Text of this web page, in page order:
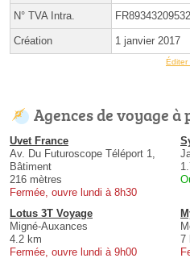
N° TVA Intra. FR89343209532
Création 1 janvier 2017
Agences de voyage
Uvet France
Av. Du Futuroscope Téléport 1,
Bâtiment
216 mètres
Fermée, ouvre lundi à 8h30
Lotus 3T Voyage
Migné-Auxances
4.2 km
Fermée, ouvre lundi à 9h00
7